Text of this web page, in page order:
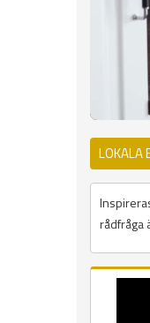
LOKALA
rådfråga